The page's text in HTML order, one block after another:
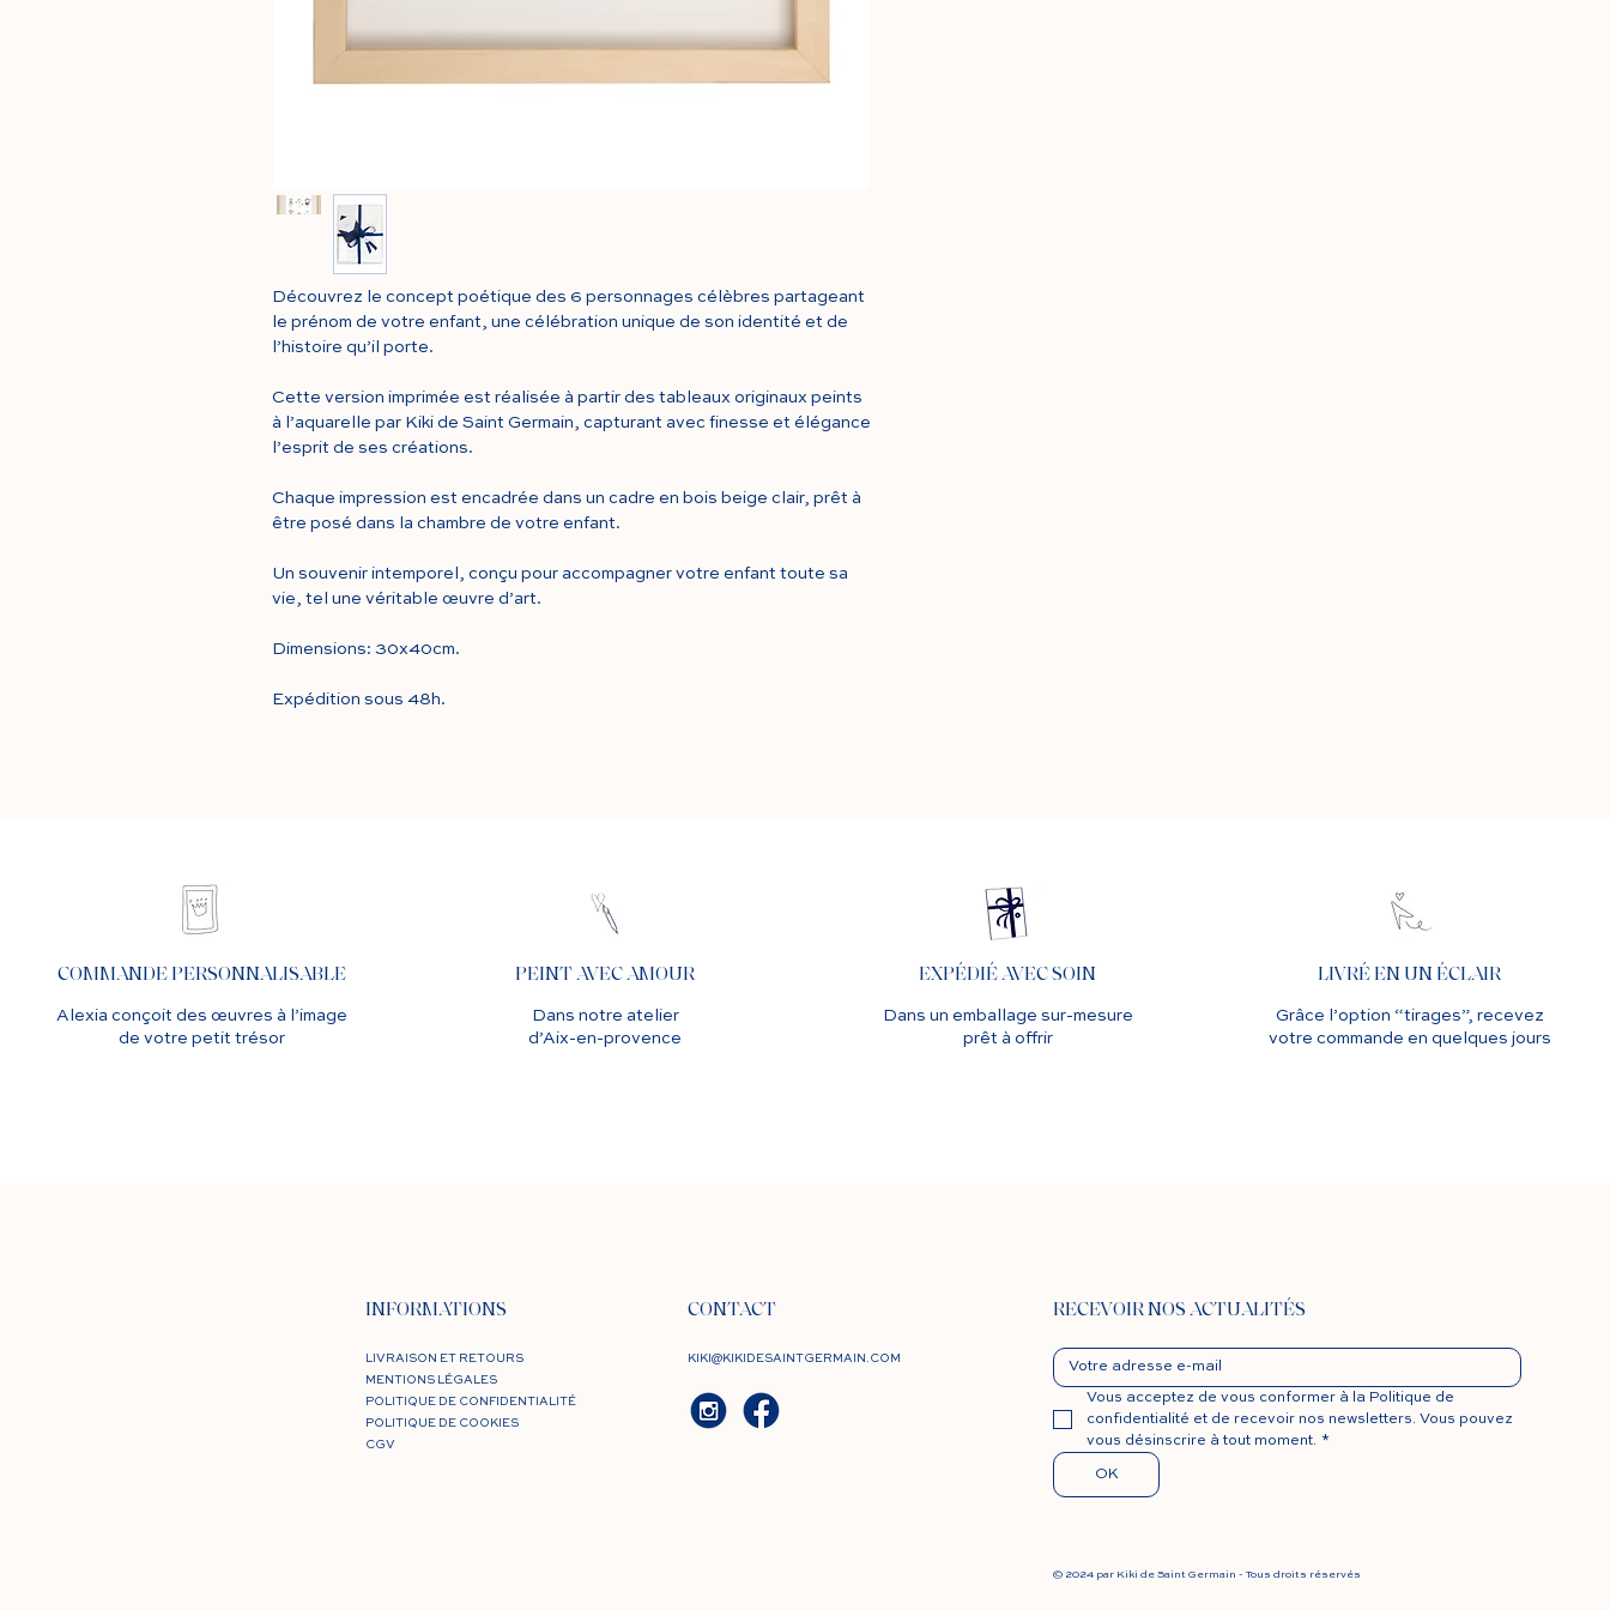
Découvrez le concept poétique des 6 personnages célèbres partageant
le prénom de votre enfant, une célébration unique de son identité et de
l’histoire qu’il porte.
Cette version imprimée est réalisée à partir des tableaux originaux peints
à l’aquarelle par Kiki de Saint Germain, capturant avec finesse et élégance
l’esprit de ses créations.
Chaque impression est encadrée dans un cadre en bois beige clair, prêt à
être posé dans la chambre de votre enfant.
Un souvenir intemporel, conçu pour accompagner votre enfant toute sa
vie, tel une véritable œuvre d’art.
Dimensions: 30x40cm.
Expédition sous 48h.
COMMANDE PERSONNALISABLE
Alexia conçoit des œuvres à l’image
de votre petit trésor
PEINT AVEC AMOUR
Dans notre atelier
d’Aix-en-provence
EXPÉDIÉ AVEC SOIN
Dans un emballage sur-mesure
prêt à offrir
LIVRÉ EN UN ÉCLAIR
Grâce l’option “tirages”, recevez
votre commande en quelques jours
INFORMATIONS
LIVRAISON ET RETOURS
MENTIONS LÉGALES
POLITIQUE DE CONFIDENTIALITÉ
POLITIQUE DE COOKIES
CGV
CONTACT
KIKI@KIKIDESAINTGERMAIN.COM
RECEVOIR NOS ACTUALITÉS
Vous acceptez de vous conformer à la Politique de
confidentialité et de recevoir nos newsletters. Vous pouvez
vous désinscrire à tout moment. *
OK
© 2024 par Kiki de Saint Germain - Tous droits réservés